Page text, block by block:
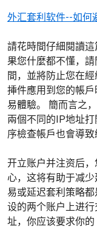
外汇套利软件--如何
請花時間仔細閱讀
果您什麼都不懂，
間，並將防止您在
挿件應用到您的帳
易體驗。 簡而言之
兩個不同的IP地址
序檢查帳戶也會導
开立账户并注资后
心，这将有助于减
易或延迟套利策略
设的两个账户上进
址，你应该要求你